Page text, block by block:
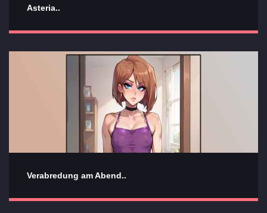
Asteria..
Verabredung am Abend..